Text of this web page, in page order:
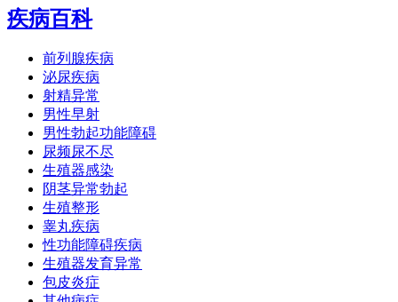
疾病百科
前列腺疾病
泌尿疾病
射精异常
男性早射
男性勃起功能障碍
尿频尿不尽
生殖器感染
阴茎异常勃起
生殖整形
睾丸疾病
性功能障碍疾病
生殖器发育异常
包皮炎症